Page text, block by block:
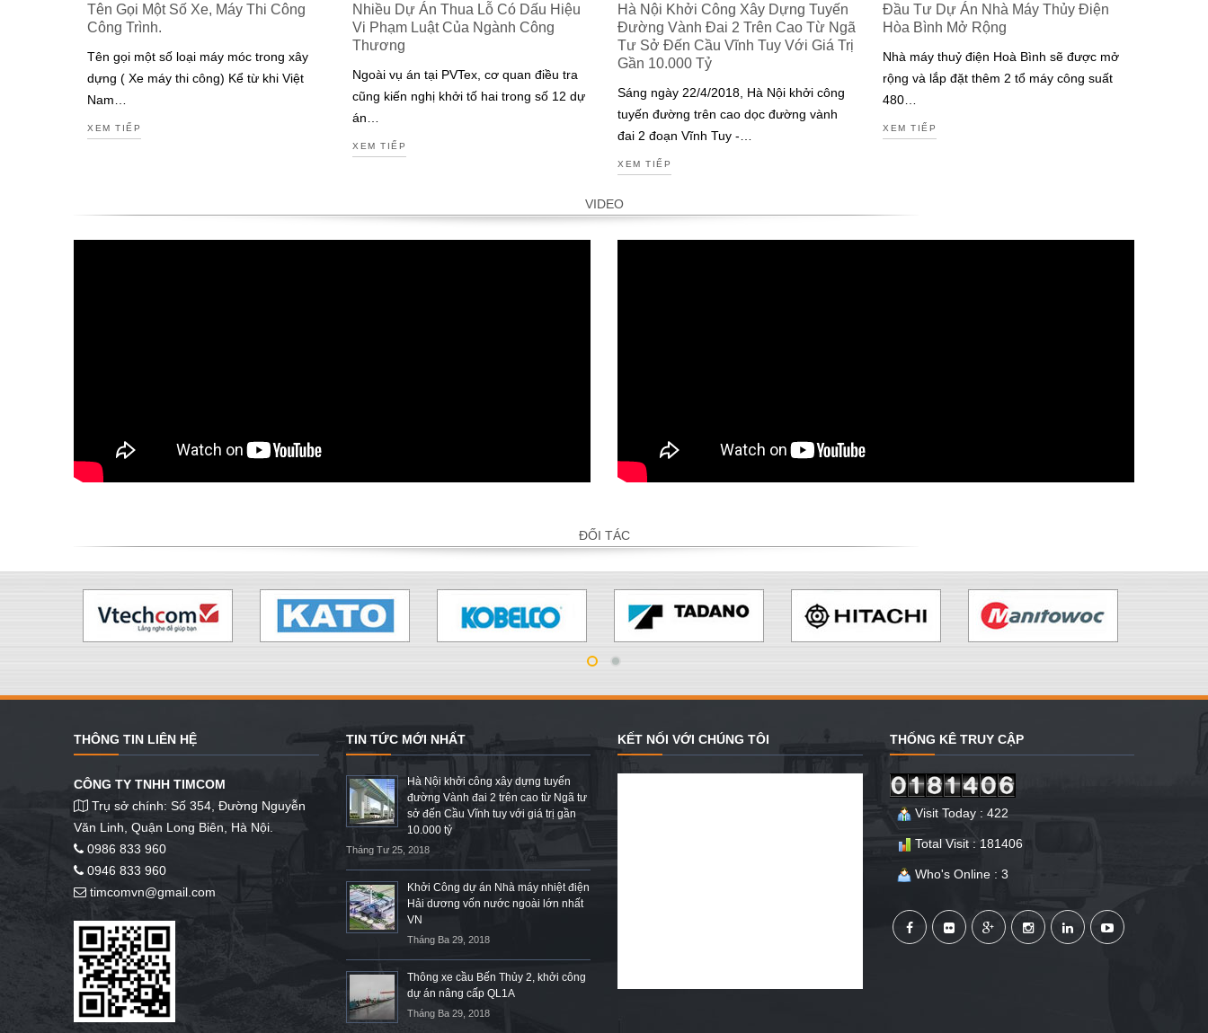
Tên Gọi Một Số Xe, Máy Thi Công
Công Trình.
Tên gọi một số loại máy móc trong xây
dựng ( Xe máy thi công) Kể từ khi Việt
Nam…
XEM TIẾP
Nhiều Dự Án Thua Lỗ Có Dấu Hiệu
Vi Phạm Luật Của Ngành Công
Thương
Ngoài vụ án tại PVTex, cơ quan điều tra
cũng kiến nghị khởi tố hai trong số 12 dự
án…
XEM TIẾP
Hà Nội Khởi Công Xây Dựng Tuyến
Đường Vành Đai 2 Trên Cao Từ Ngã
Tư Sở Đến Cầu Vĩnh Tuy Với Giá Trị
Gần 10.000 Tỷ
Sáng ngày 22/4/2018, Hà Nội khởi công
tuyến đường trên cao dọc đường vành
đai 2 đoạn Vĩnh Tuy -…
XEM TIẾP
Đầu Tư Dự Án Nhà Máy Thủy Điện
Hòa Bình Mở Rộng
Nhà máy thuỷ điện Hoà Bình sẽ được mở
rộng và lắp đặt thêm 2 tổ máy công suất
480…
XEM TIẾP
VIDEO
ĐỐI TÁC
THÔNG TIN LIÊN HỆ
CÔNG TY TNHH TIMCOM
Trụ sở chính: Số 354, Đường Nguyễn
Văn Linh, Quận Long Biên, Hà Nội.
0986 833 960
0946 833 960
timcomvn@gmail.com
TIN TỨC MỚI NHẤT
Hà Nội khởi công xây dựng tuyến
đường Vành đai 2 trên cao từ Ngã tư
sở đến Cầu Vĩnh tuy với giá trị gần
10.000 tỷ
Tháng Tư 25, 2018
Khởi Công dự án Nhà máy nhiệt điện
Hải dương vốn nước ngoài lớn nhất
VN
Tháng Ba 29, 2018
Thông xe cầu Bến Thủy 2, khởi công
dự án nâng cấp QL1A
Tháng Ba 29, 2018
KẾT NỐI VỚI CHÚNG TÔI THỐNG KÊ TRUY CẬP
Visit Today : 422
Total Visit : 181406
Who's Online : 3